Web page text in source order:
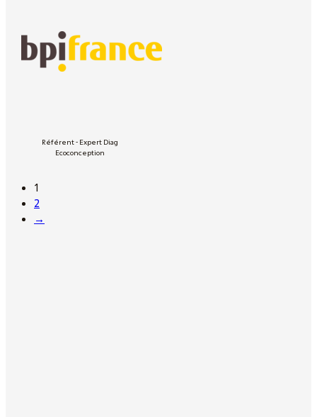
Référent - Expert Diag
Ecoconception
1
2
→